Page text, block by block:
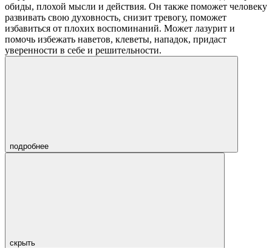
обиды, плохой мысли и действия. Он также поможет человеку
развивать свою духовность, снизит тревогу, поможет
избавиться от плохих воспоминаний. Может лазурит и
помочь избежать наветов, клеветы, нападок, придаст
уверенности в себе и решительности.
подробнее
скрыть